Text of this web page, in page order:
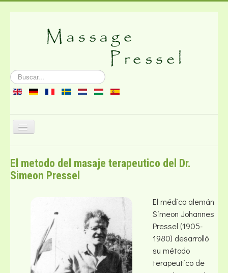
Buscar...
Cambiar
Literatura
El metodo del masaje terapeutico del Dr.
Simeon Pressel
El médico alemán
Simeon Johannes
Pressel (1905-
1980) desarrolló
su método
terapeutico de